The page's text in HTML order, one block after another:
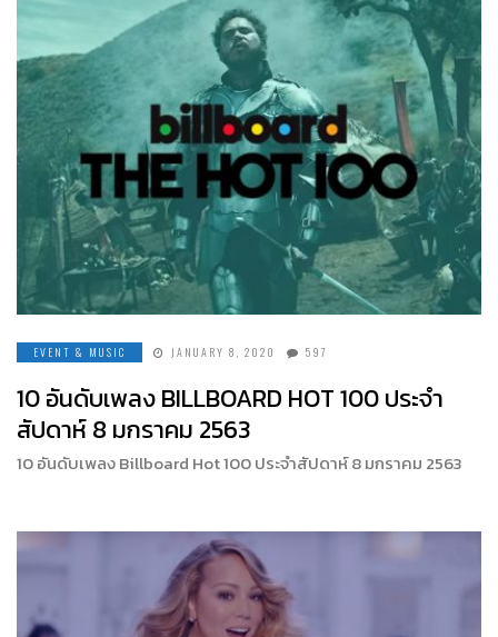
EVENT & MUSIC JANUARY 8, 2020 597
10 อันดับเพลง BILLBOARD HOT 100 ประจำ
สัปดาห์ 8 มกราคม 2563
10 อันดับเพลง Billboard Hot 100 ประจำสัปดาห์ 8 มกราคม 2563